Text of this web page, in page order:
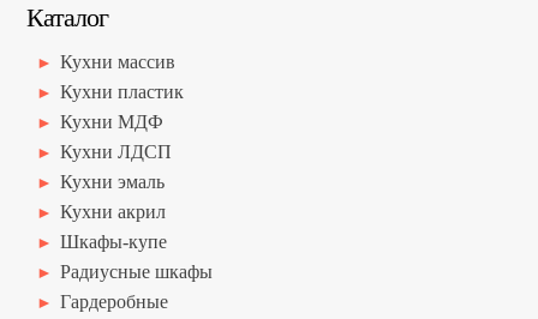
Каталог
Кухни массив
Кухни пластик
Кухни МДФ
Кухни ЛДСП
Кухни эмаль
Кухни акрил
Шкафы-купе
Радиусные шкафы
Гардеробные